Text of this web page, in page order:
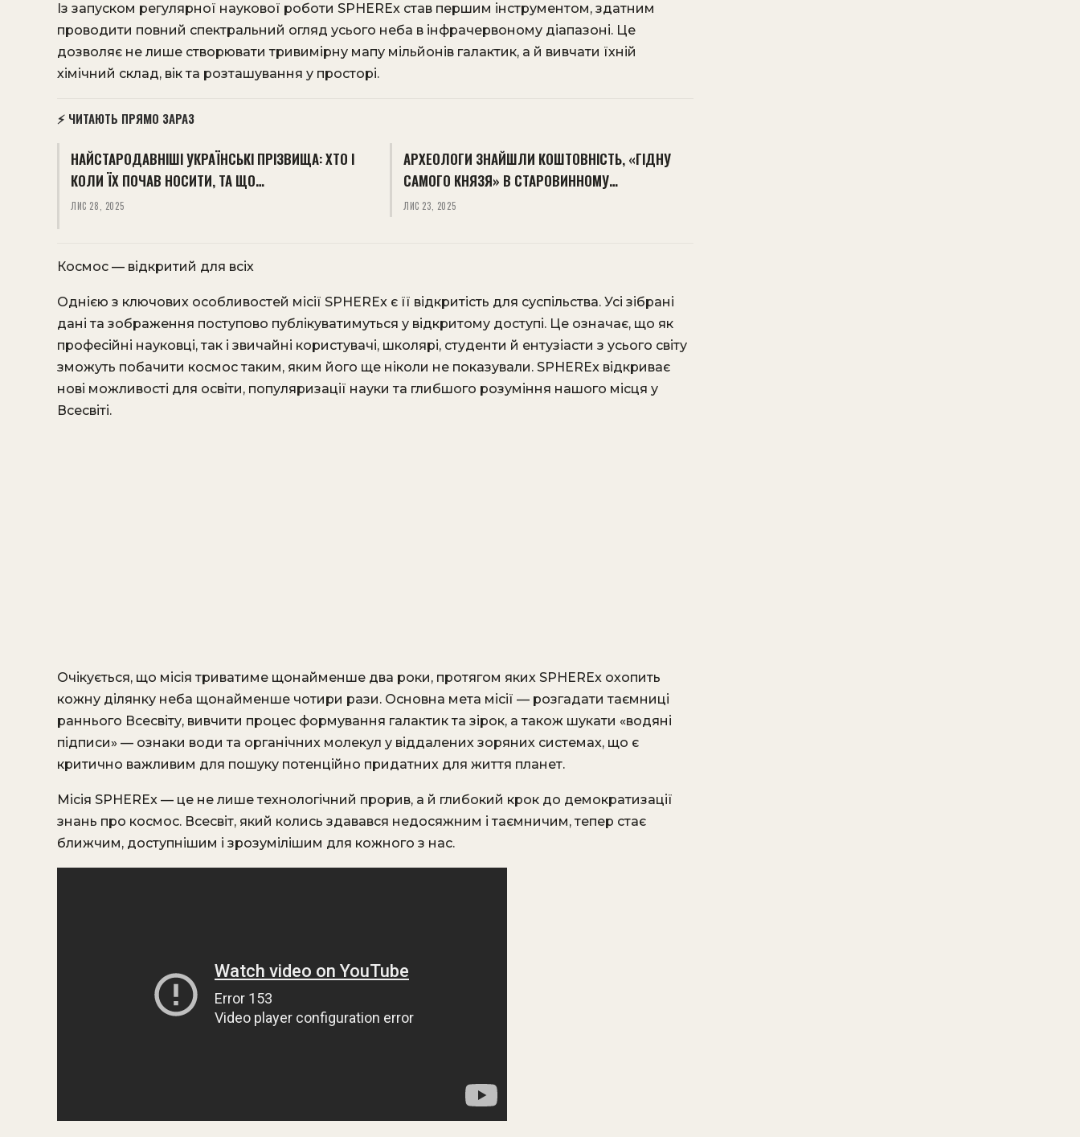
Із запуском регулярної наукової роботи SPHEREx став першим інструментом, здатним
проводити повний спектральний огляд усього неба в інфрачервоному діапазоні. Це
дозволяє не лише створювати тривимірну мапу мільйонів галактик, а й вивчати їхній
хімічний склад, вік та розташування у просторі.
⚡ ЧИТАЮТЬ ПРЯМО ЗАРАЗ
НАЙСТАРОДАВНІШІ УКРАЇНСЬКІ ПРІЗВИЩА: ХТО І
КОЛИ ЇХ ПОЧАВ НОСИТИ, ТА ЩО…
ЛИС 28, 2025
АРХЕОЛОГИ ЗНАЙШЛИ КОШТОВНІСТЬ, «ГІДНУ
САМОГО КНЯЗЯ» В СТАРОВИННОМУ…
ЛИС 23, 2025
Космос — відкритий для всіх
Однією з ключових особливостей місії SPHEREx є її відкритість для суспільства. Усі зібрані
дані та зображення поступово публікуватимуться у відкритому доступі. Це означає, що як
професійні науковці, так і звичайні користувачі, школярі, студенти й ентузіасти з усього світу
зможуть побачити космос таким, яким його ще ніколи не показували. SPHEREx відкриває
нові можливості для освіти, популяризації науки та глибшого розуміння нашого місця у
Всесвіті.
Очікується, що місія триватиме щонайменше два роки, протягом яких SPHEREx охопить
кожну ділянку неба щонайменше чотири рази. Основна мета місії — розгадати таємниці
раннього Всесвіту, вивчити процес формування галактик та зірок, а також шукати «водяні
підписи» — ознаки води та органічних молекул у віддалених зоряних системах, що є
критично важливим для пошуку потенційно придатних для життя планет.
Місія SPHEREx — це не лише технологічний прорив, а й глибокий крок до демократизації
знань про космос. Всесвіт, який колись здавався недосяжним і таємничим, тепер стає
ближчим, доступнішим і зрозумілішим для кожного з нас.